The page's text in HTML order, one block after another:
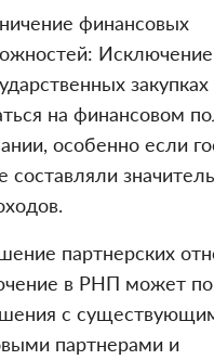
финансовых
Исключение
на финансовом
особенно если
составляли
партнерских
в РНП может
с
партнерами и